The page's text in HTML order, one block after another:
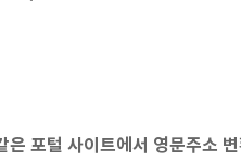
은 포털 사이트에서 영문주소